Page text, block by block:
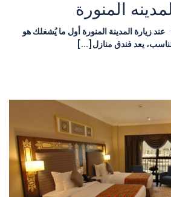
المنورة
عند زيارة المدينة المنورة أول ما يُشغلك هو
يعد فندق منازل[...]